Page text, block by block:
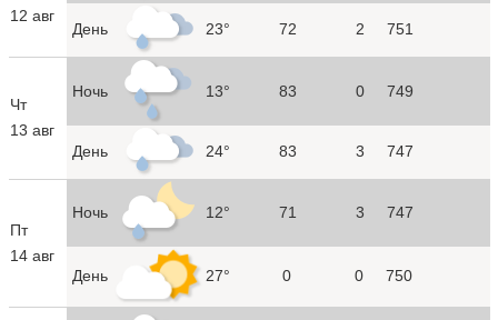
12 авг
День 23° 72 2 751
Чт
13 авг
Ночь 13° 83 0 749
День 24° 83 3 747
Пт
14 авг
Ночь 12° 71 3 747
День 27° 0 0 750